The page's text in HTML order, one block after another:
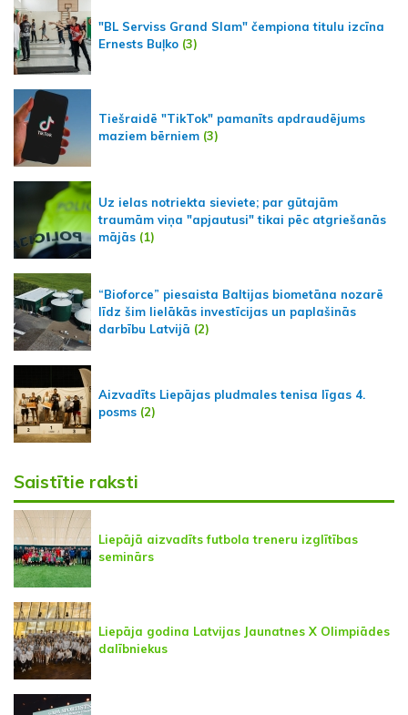
"BL Serviss Grand Slam" čempiona titulu izcīna
Ernests Buļko (3)
Tiešraidē "TikTok" pamanīts apdraudējums
maziem bērniem (3)
Uz ielas notriekta sieviete; par gūtajām
traumām viņa "apjautusi" tikai pēc atgriešanās
mājās (1)
“Bioforce” piesaista Baltijas biometāna nozarē
līdz šim lielākās investīcijas un paplašinās
darbību Latvijā (2)
Aizvadīts Liepājas pludmales tenisa līgas 4.
posms (2)
Saistītie raksti
Liepājā aizvadīts futbola treneru izglītības
seminārs
Liepāja godina Latvijas Jaunatnes X Olimpiādes
dalībniekus